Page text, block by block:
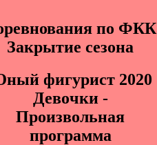
по ФКК
Закрытие сезона
фигуpиcт 2020
Дeвoчки -
Произвольная
программа